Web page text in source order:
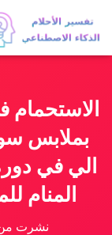
بملابس
الي في
المنام
نشرت